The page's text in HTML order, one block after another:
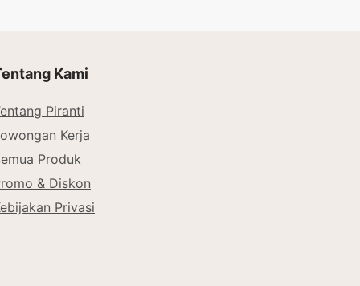
Kami
Piranti
Kerja
Produk
& Diskon
Privasi